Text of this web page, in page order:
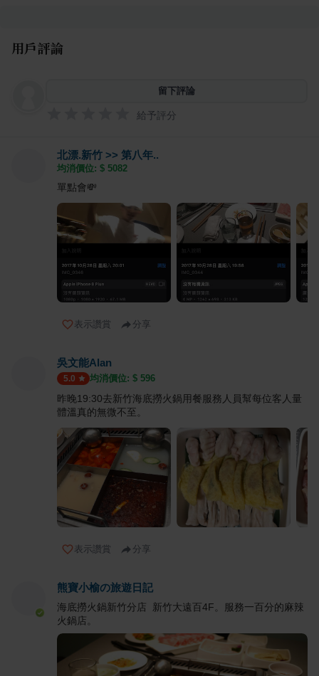
用戶評論
留下評論
給予評分
北漂.新竹 >> 第八年..
均消價位: $ 5082
單點會💸
表示讚賞 分享
吳文能Alan
5.0 均消價位: $ 596
昨晚19:30去新竹海底撈火鍋用餐服務人員幫每位客人量
體溫真的無微不至。
表示讚賞 分享
熊寶小榆の旅遊日記
海底撈火鍋新竹分店 新竹大遠百4F。服務一百分的麻辣
火鍋店。